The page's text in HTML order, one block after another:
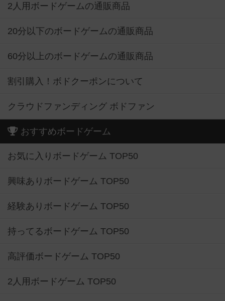
2人用ボードゲームの通販商品
20分以下のボードゲームの通販商品
60分以上のボードゲームの通販商品
割引購入！ボドクーポンについて
クラウドファンディング ボドファン
おすすめボードゲーム
お気に入りボードゲーム TOP50
興味ありボードゲーム TOP50
経験ありボードゲーム TOP50
持ってるボードゲーム TOP50
高評価ボードゲーム TOP50
2人用ボードゲーム TOP50